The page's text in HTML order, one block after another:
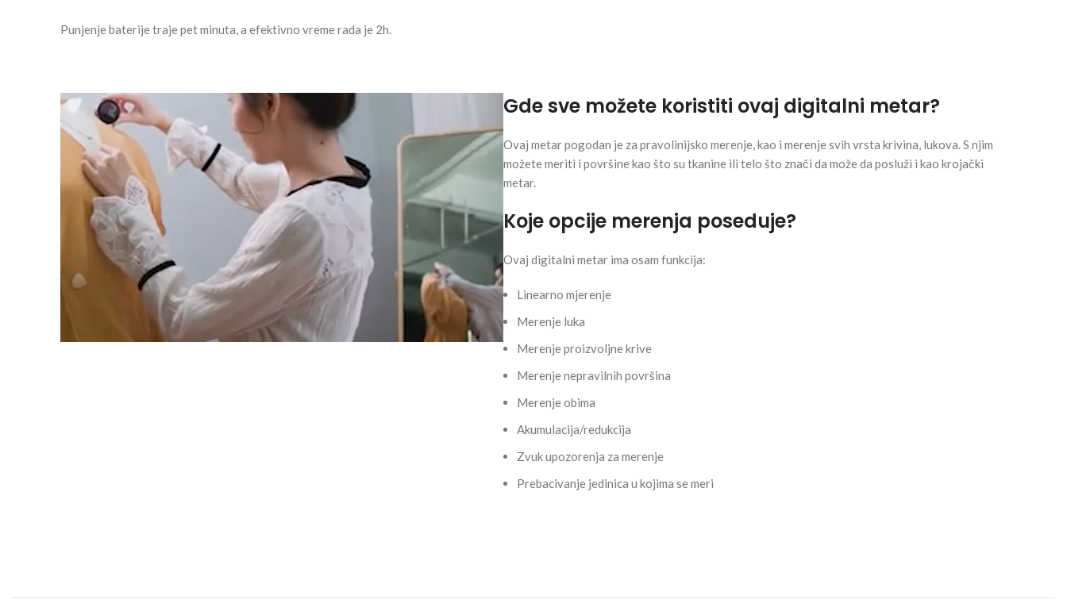
Punjenje baterije traje pet minuta, a efektivno vreme rada je 2h.
Gde sve možete koristiti ovaj digitalni metar?
Ovaj metar pogodan je za pravolinijsko merenje, kao i merenje svih vrsta krivina, lukova. S njim
možete meriti i površine kao što su tkanine ili telo što znači da može da posluži i kao krojački
metar.
Koje opcije merenja poseduje?
Ovaj digitalni metar ima osam funkcija:
Linearno mjerenje
Merenje luka
Merenje proizvoljne krive
Merenje nepravilnih površina
Merenje obima
Akumulacija/redukcija
Zvuk upozorenja za merenje
Prebacivanje jedinica u kojima se meri